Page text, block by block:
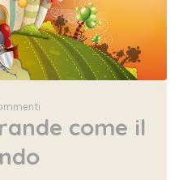
come il